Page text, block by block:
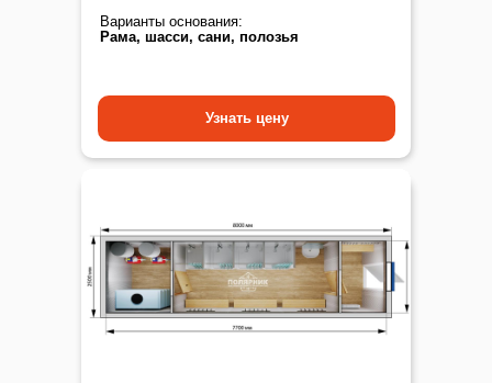
Узнать цену
Варианты основания:
Рама, шасси, сани, полозья